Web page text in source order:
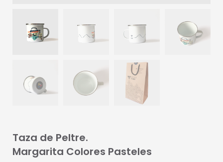
Taza de Peltre.
Margarita Colores Pasteles